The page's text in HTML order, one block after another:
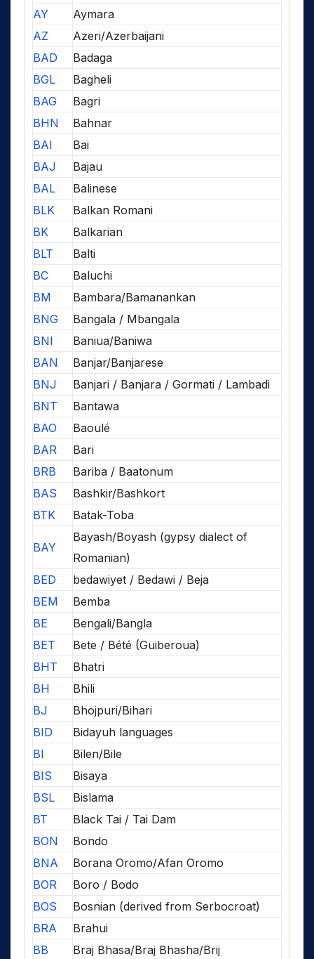
AY
Aymara
AZ
Azeri/Azerbaijani
BAD
Badaga
BGL
Bagheli
BAG
Bagri
BHN
Bahnar
BAI
Bai
BAJ
Bajau
BAL
Balinese
BLK
Balkan Romani
BK
Balkarian
BLT
Balti
BC
Baluchi
BM
Bambara/Bamanankan
BNG
Bangala / Mbangala
BNI
Baniua/Baniwa
BAN
Banjar/Banjarese
BNJ
Banjari / Banjara / Gormati / Lambadi
BNT
Bantawa
BAO
Baoulé
BAR
Bari
BRB
Bariba / Baatonum
BAS
Bashkir/Bashkort
BTK
Batak-Toba
BAY
Bayash/Boyash (gypsy dialect of
Romanian)
BED
bedawiyet / Bedawi / Beja
BEM
Bemba
BE
Bengali/Bangla
BET
Bete / Bété (Guiberoua)
BHT
Bhatri
BH
Bhili
BJ
Bhojpuri/Bihari
BID
Bidayuh languages
BI
Bilen/Bile
BIS
Bisaya
BSL
Bislama
BT
Black Tai / Tai Dam
BON
Bondo
BNA
Borana Oromo/Afan Oromo
BOR
Boro / Bodo
BOS
Bosnian (derived from Serbocroat)
BRA
Brahui
BB
Braj Bhasa/Braj Bhasha/Brij